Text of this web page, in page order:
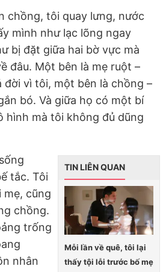
chồng, tôi quay lưng, nước
mình như lạc lõng ngay
bị đặt giữa hai bờ vực mà
đâu. Một bên là mẹ ruột –
đời vì tôi, một bên là chồng –
bó. Và giữa họ có một bí
hình mà tôi không đủ dũng
TIN LIÊN QUAN
Mỗi lần về quê, tôi lại
thấy tội lỗi trước bố mẹ
tắc. Tôi
mẹ, cũng
chồng.
trống
nhân